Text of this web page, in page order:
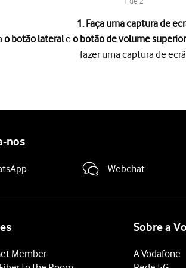
1. Faça uma captura de
o botão lateraleo botão de volume superior
fazer uma captura de ecrã.
nos
Webchat
Member
Sobre a
A Vodafone